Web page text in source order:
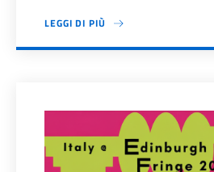
LEGGI DI PIÙ